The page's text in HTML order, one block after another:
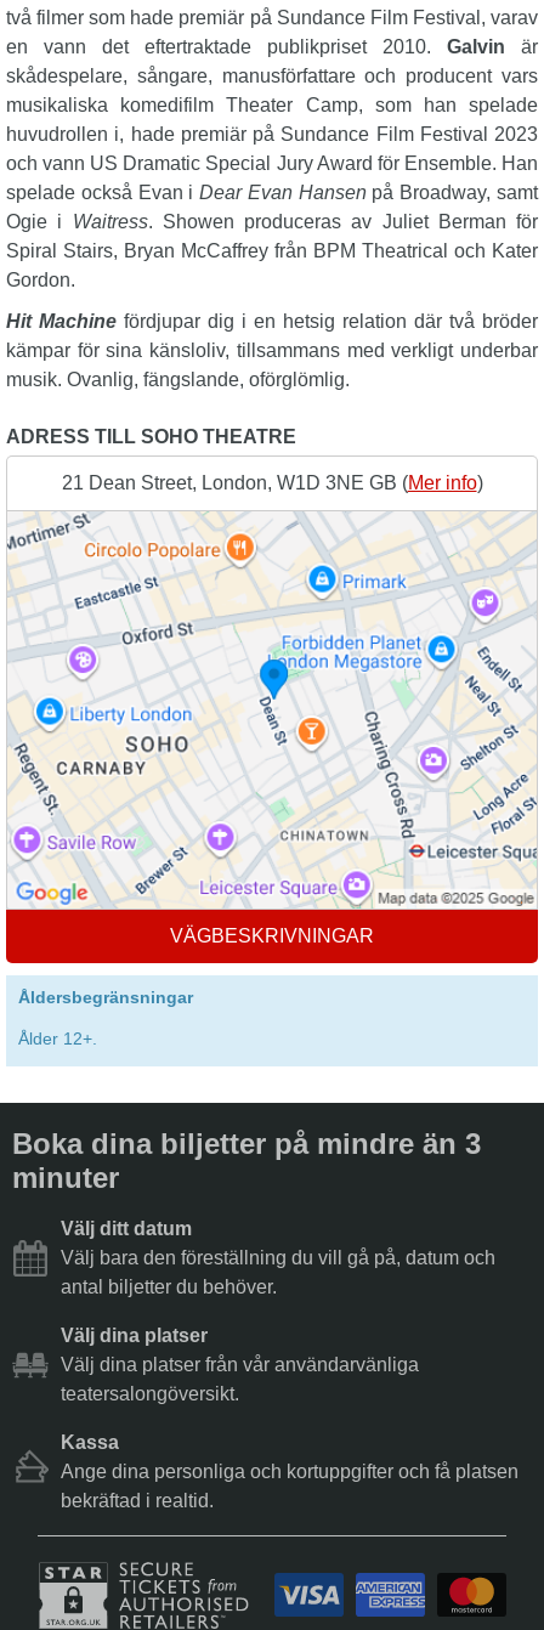
två filmer som hade premiär på Sundance Film Festival, varav
en vann det eftertraktade publikpriset 2010. Galvin är
skådespelare, sångare, manusförfattare och producent vars
musikaliska komedifilm Theater Camp, som han spelade
huvudrollen i, hade premiär på Sundance Film Festival 2023
och vann US Dramatic Special Jury Award för Ensemble. Han
spelade också Evan iDear Evan Hansenpå Broadway, samt
Ogie i Waitress. Showen produceras av Juliet Berman för
Spiral Stairs, Bryan McCaffrey från BPM Theatrical och Kater
Gordon.
Hit Machine fördjupar dig i en hetsig relation där två bröder
kämpar för sina känsloliv, tillsammans med verkligt underbar
musik. Ovanlig, fängslande, oförglömlig.
ADRESS TILL SOHO THEATRE
21 Dean Street, London, W1D 3NE GB (Mer info)
VÄGBESKRIVNINGAR
Åldersbegränsningar
Ålder 12+.
Boka dina biljetter på mindre än 3
minuter
Välj ditt datum
Välj bara den föreställning du vill gå på, datum och
antal biljetter du behöver.
Välj dina platser
Välj dina platser från vår användarvänliga
teatersalongöversikt.
Kassa
Ange dina personliga och kortuppgifter och få platsen
bekräftad i realtid.